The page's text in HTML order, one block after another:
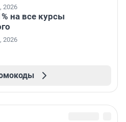
2026
на все курсы
2026